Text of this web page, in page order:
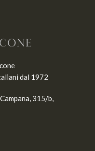
dal 1972
315/b,